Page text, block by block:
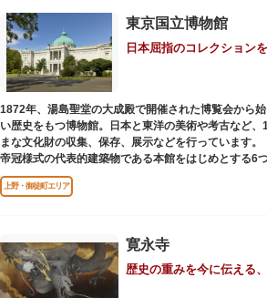
東京国立博物館
日本屈指のコレクション
1872年、湯島聖堂の大成殿で開催された博覧会から
い歴史をもつ博物館。日本と東洋の美術や考古など
まな文化財の収集、保存、展示などを行っています。
帝冠様式の代表的建築物である本館をはじめとする6
からなり、89件の国宝を所蔵。常に貴重な文化財を公
ワークショップなどを実施しています。国宝や重要文
りながら、真の美術史を堪能し価値あるひと時を過
吹き抜けのエントランスに大理石の大階段がある本
ドグラスなど格調高い内部装飾にも注目してみてくだ
方や時間が限られている方などに向け提案されたコー
上野・御徒町エリア
寛永寺
歴史の重みを今に伝える